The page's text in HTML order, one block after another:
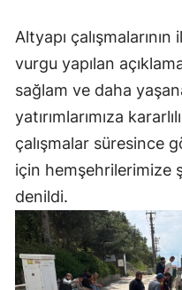
Altyapı
vurgu yapılan
sağlam ve daha
yatırımlarımıza
çalışmalar süresince
için hemşehrilerimize
denildi.